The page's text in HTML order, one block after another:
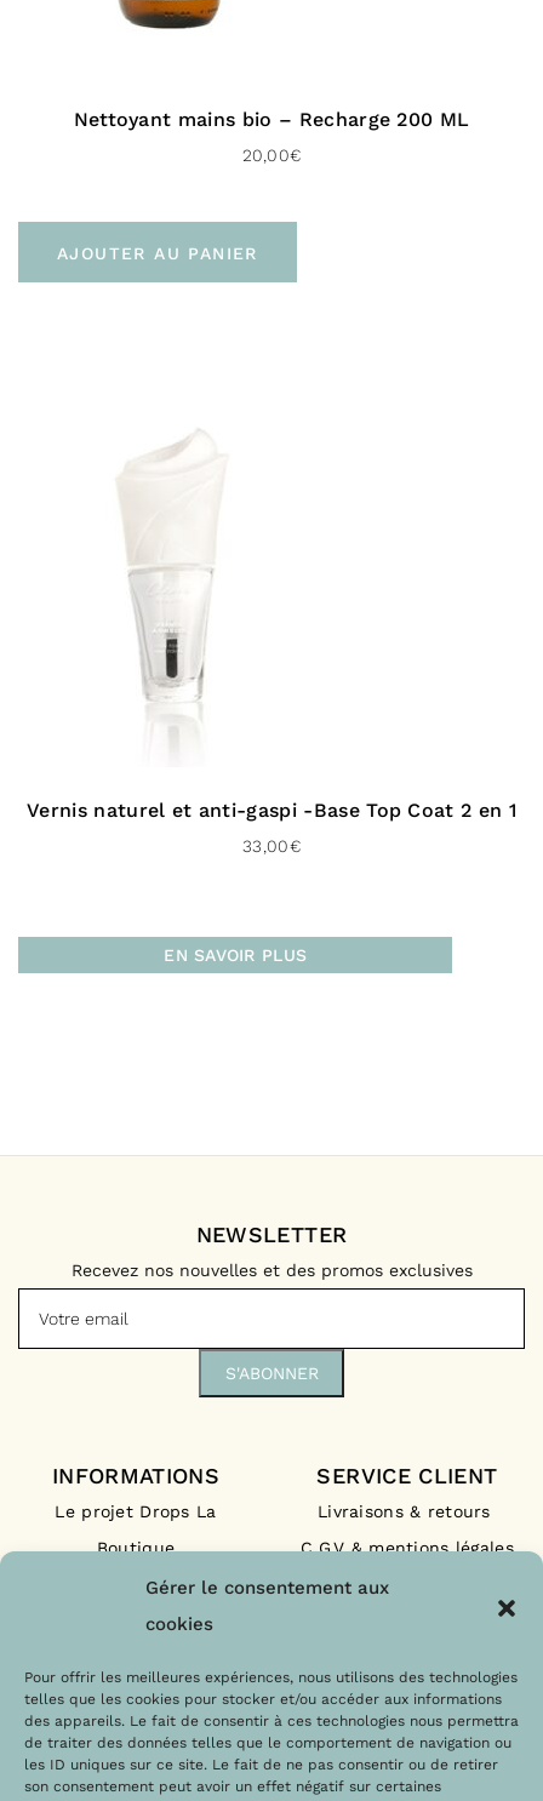
Gérer le consentement aux
cookies
Pour offrir les meilleures expériences, nous utilisons des technologies
telles que les cookies pour stocker et/ou accéder aux informations
des appareils. Le fait de consentir à ces technologies nous permettra
de traiter des données telles que le comportement de navigation ou
les ID uniques sur ce site. Le fait de ne pas consentir ou de retirer
son consentement peut avoir un effet négatif sur certaines
Nettoyant mains bio – Recharge 200 ML
20,00€
AJOUTER AU PANIER
Vernis naturel et anti-gaspi -Base Top Coat 2 en 1
33,00€
EN SAVOIR PLUS
INFORMATIONS
Le projet Drops La
Boutique
Nos engagements
Les labels
SERVICE CLIENT
Livraisons & retours
C.G.V & mentions légales
F.A.Q
NEWSLETTER
Recevez nos nouvelles et des promos exclusives